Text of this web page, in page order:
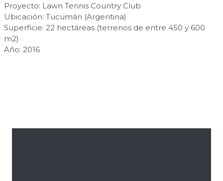
Proyecto: Lawn Tennis Country Club
Ubicación: Tucumán (Argentina)
Superficie: 22 hectáreas (terrenos de entre 450 y 600
m2)
Año: 2016